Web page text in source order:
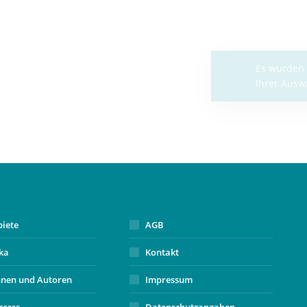
Es
Ihrer
und Autoren
AGB
Kontakt
Impressum